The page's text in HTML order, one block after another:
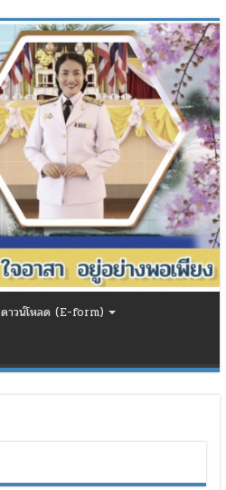
ดาวน์โหลด (E-form)